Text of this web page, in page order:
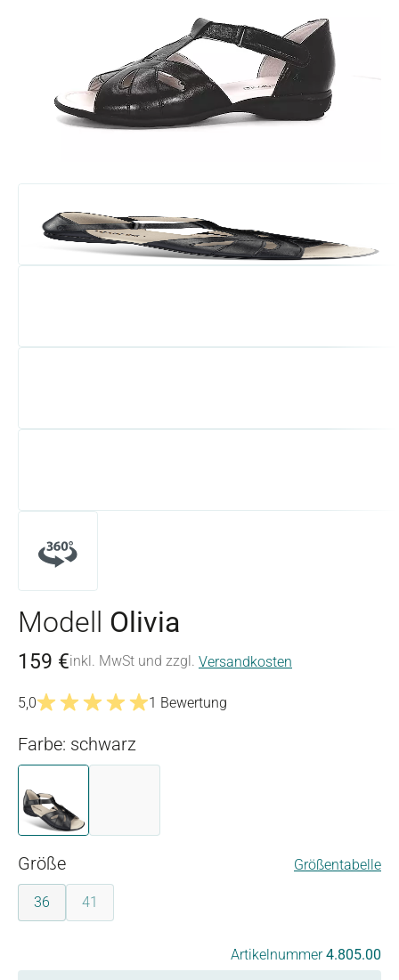
Modell Olivia
159 €inkl. MwSt und zzgl. Versandkosten
5,0
1 Bewertung
Farbe: schwarz
schwarz
Größeauswählen Größentabelle
36 41(Diese Option ist zurzeit nicht verfügbar.)
Artikelnummer4.805.00